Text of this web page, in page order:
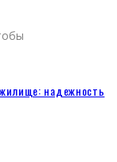
надежность